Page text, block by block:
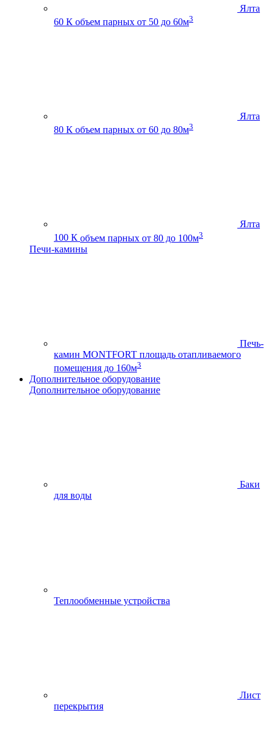
Ялта
60 К объем парных от 50 до 60м3
Ялта
80 К объем парных от 60 до 80м3
Ялта
100 К объем парных от 80 до 100м3
Печи-камины
Печь-
камин MONTFORT площадь отапливаемого
помещения до 160м3
Дополнительное оборудование
Дополнительное оборудование
Баки
для воды
Теплообменные устройства
Лист
перекрытия